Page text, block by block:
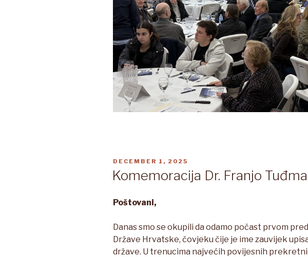
POSTED
DECEMBER 1, 2025
Komemoracija Dr. Franjo
Poštovani,
Danas smo se okupili da odamo počast prvom
Države Hrvatske, čovjeku čije je ime zauvijek
države. U trenucima najvećih povijesnih